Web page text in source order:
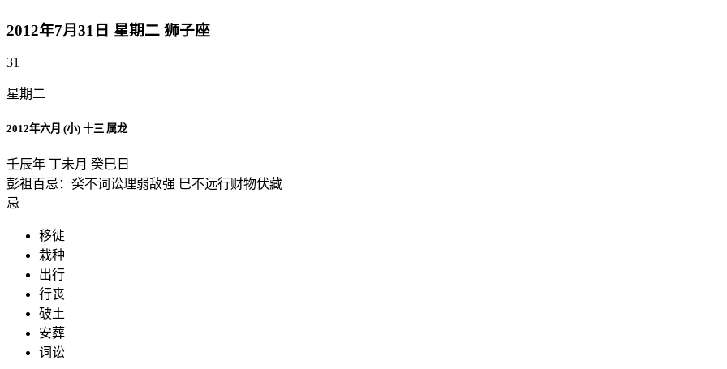
2012年7月31日 星期二 狮子座
31
星期二
2012年六月 (小) 十三 属龙
壬辰年 丁未月 癸巳日
彭祖百忌：癸不词讼理弱敌强 巳不远行财物伏藏
忌
移徙
栽种
出行
行丧
破土
安葬
词讼